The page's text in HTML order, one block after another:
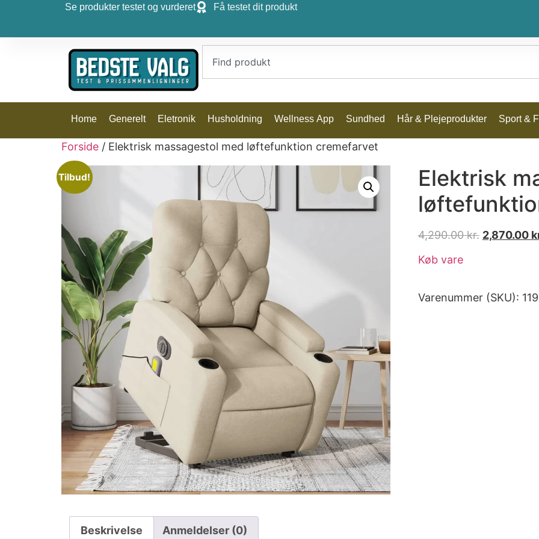
Se produkter testet og vurderet Få testet dit produkt
Home Generelt Eletronik Husholdning Wellness App Sundhed Hår & Plejeprodukter Sport &
Forside / Elektrisk massagestol med løftefunktion cremefarvet
Tilbud!
Elektrisk
4,290.00kr. 2,870.00
Køb vare
Varenummer (SKU):
Beskrivelse Anmeldelser (0)